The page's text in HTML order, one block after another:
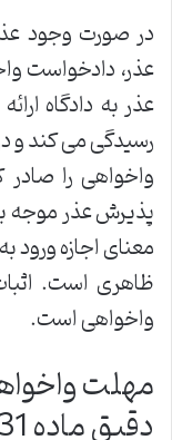
در صورت وجود
عذر، دادخواست
عذر به دادگاه
رسیدگی می کند و
واخواهی را
پذیرش عذر موجه
معنای اجازه
ظاهری است.
واخواهی است.
مهلت
دقیق ماده 431 ق.آ.د.ک)